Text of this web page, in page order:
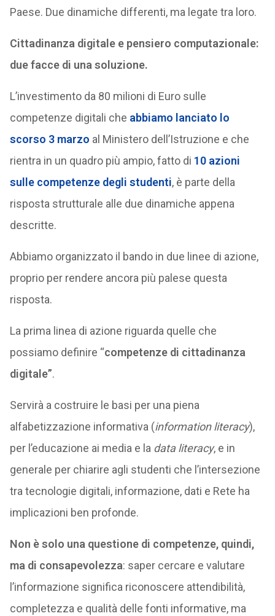
Paese. Due dinamiche differenti, ma legate tra loro.
Cittadinanza digitale e pensiero computazionale:
due facce di una soluzione.
L’investimento da 80 milioni di Euro sulle
competenze digitali che abbiamo lanciato lo
scorso 3 marzo al Ministero dell’Istruzione e che
rientra in un quadro più ampio, fatto di 10 azioni
sulle competenze degli studenti, è parte della
risposta strutturale alle due dinamiche appena
descritte.
Abbiamo organizzato il bando in due linee di azione,
proprio per rendere ancora più palese questa
risposta.
La prima linea di azione riguarda quelle che
possiamo definire “competenze di cittadinanza
digitale”.
Servirà a costruire le basi per una piena
alfabetizzazione informativa (information literacy),
per l’educazione ai media e la data literacy, e in
generale per chiarire agli studenti che l’intersezione
tra tecnologie digitali, informazione, dati e Rete ha
implicazioni ben profonde.
Non è solo una questione di competenze, quindi,
ma di consapevolezza: saper cercare e valutare
l’informazione significa riconoscere attendibilità,
completezza e qualità delle fonti informative, ma